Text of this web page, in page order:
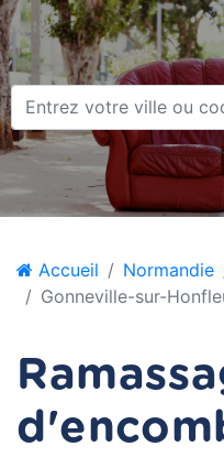
Accueil Normandie
Gonneville-sur-